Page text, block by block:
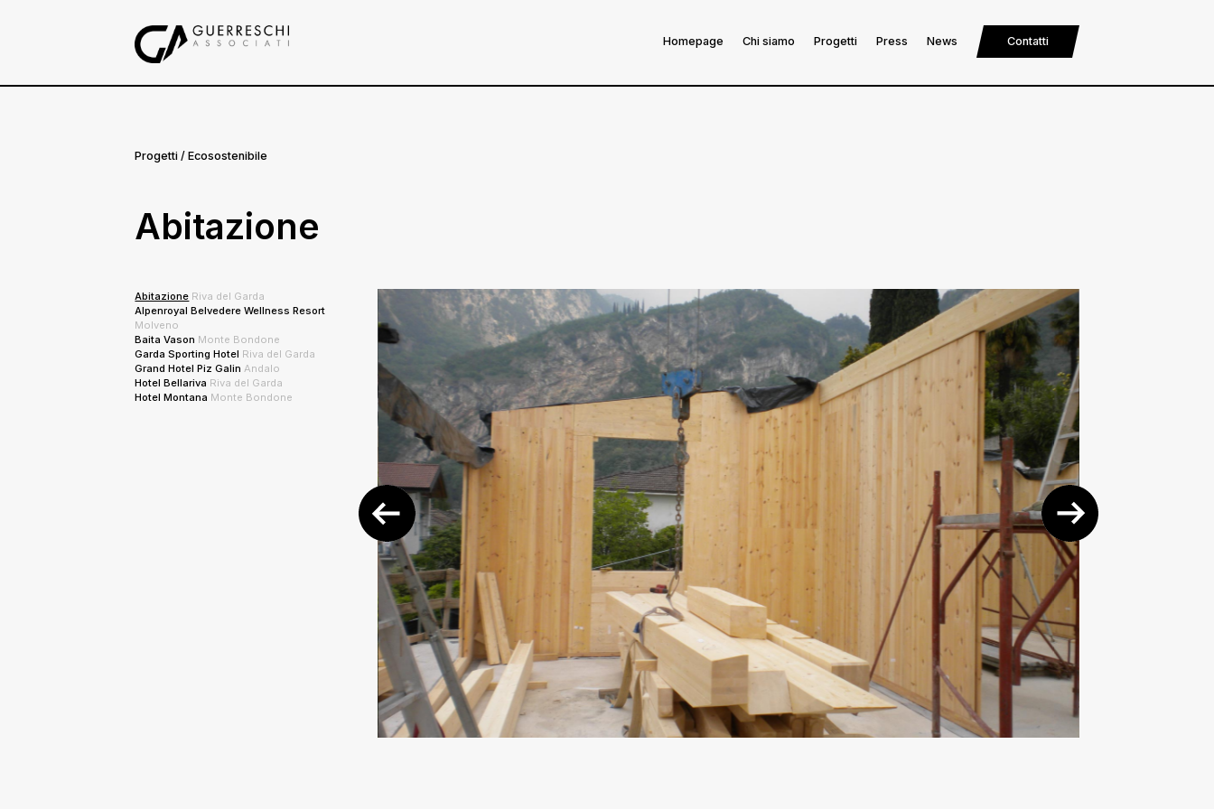
Homepage Chi siamo Progetti Press News Contatti
Progetti / Ecosostenibile
Abitazione
Abitazione Riva del Garda
Alpenroyal Belvedere Wellness Resort
Molveno
Baita Vason Monte Bondone
Garda Sporting Hotel Riva del Garda
Grand Hotel Piz Galin Andalo
Hotel Bellariva Riva del Garda
Hotel Montana Monte Bondone